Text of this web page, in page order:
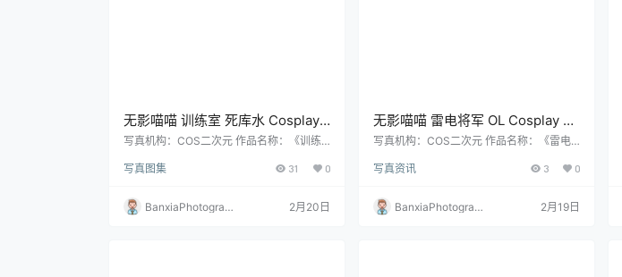
无影喵喵 训练室 死库水 Cosplay
写真图集｜运动风高清摄影（46P
写真机构：COS二次元 作品名称：《训练
量：46张 资源大小：160MB
写真图集 31 0
BanxiaPhotograp
2月20日
无影喵喵 雷电将军 OL Cosplay 写
真｜原神人气角色高清摄影（35P
写真机构：COS二次元 作品名称：《雷电
量：35张 资源大小：456MB
写真资讯 3 0
BanxiaPhotograp
2月19日